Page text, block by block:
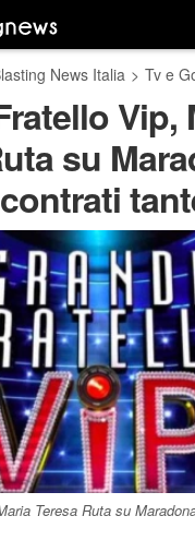
News Italia > Tv e
Vip,
su
Teresa Ruta su